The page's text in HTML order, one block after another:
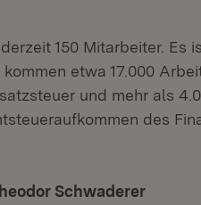
150 Mitarbeiter. Es
etwa 17.000
und mehr als
des
Schwaderer